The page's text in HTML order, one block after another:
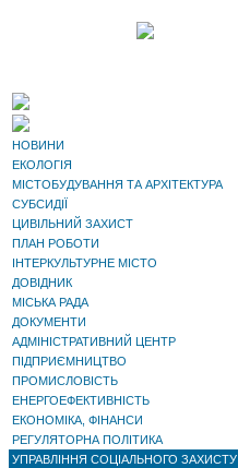
НОВИНИ
ЕКОЛОГІЯ
МІСТОБУДУВАННЯ ТА АРХІТЕКТУРА
СУБСИДІЇ
ЦИВІЛЬНИЙ ЗАХИСТ
ПЛАН РОБОТИ
ІНТЕРКУЛЬТУРНЕ МІСТО
ДОВІДНИК
МІСЬКА РАДА
ДОКУМЕНТИ
АДМІНІСТРАТИВНИЙ ЦЕНТР
ПІДПРИЄМНИЦТВО
ПРОМИСЛОВІСТЬ
ЕНЕРГОЕФЕКТИВНІСТЬ
ЕКОНОМІКА, ФІНАНСИ
РЕГУЛЯТОРНА ПОЛІТИКА
УПРАВЛІННЯ СОЦІАЛЬНОГО ЗАХИСТУ